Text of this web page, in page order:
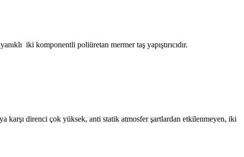
iki komponentli poliüretan mermer taş yapıştırıcıdır.
karşı direnci çok yüksek, anti statik atmosfer şartlardan etkilenmeyen, iki